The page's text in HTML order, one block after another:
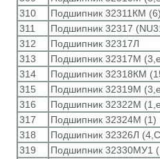
310
Подшипник 32311КМ
311
Подшипник 32317
312
Подшипник 32317Л
313
Подшипник 32317М
314
Подшипник 32318КМ
315
Подшипник 32319М
316
Подшипник 32322М
317
Подшипник 32324М (1)
318
Подшипник 32326Л
319
Подшипник 32330МУ1